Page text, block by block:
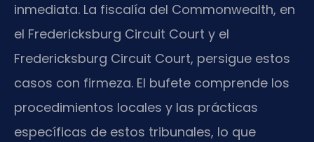
inmediata. La fiscalía del Commonwealth, en
el Fredericksburg Circuit Court y el
Fredericksburg Circuit Court, persigue estos
casos con firmeza. El bufete comprende los
procedimientos locales y las prácticas
específicas de estos tribunales, lo que